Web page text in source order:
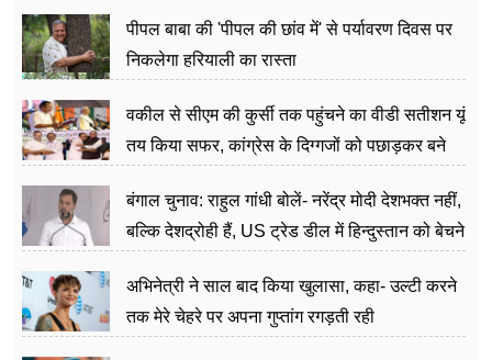
पीपल बाबा की 'पीपल की छांव में' से पर्यावरण दिवस पर
निकलेगा हरियाली का रास्ता
वकील से सीएम की कुर्सी तक पहुंचने का वीडी सतीशन यूं
तय किया सफर, कांग्रेस के दिग्गजों को पछाड़कर बने
बंगाल चुनाव: राहुल गांधी बोलें- नरेंद्र मोदी देशभक्त नहीं,
बल्कि देशद्रोही हैं, US ट्रेड डील में हिन्दुस्तान को बेचने
अभिनेत्री ने साल बाद किया खुलासा, कहा- उल्टी करने
तक मेरे चेहरे पर अपना गुप्तांग रगड़ती रही